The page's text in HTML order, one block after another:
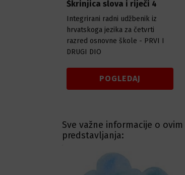
Škrinjica slova i riječi 4
Integrirani radni udžbenik iz
hrvatskoga jezika za četvrti
razred osnovne škole - PRVI I
DRUGI DIO
POGLEDAJ
Sve važne informacije o
predstavljanja: